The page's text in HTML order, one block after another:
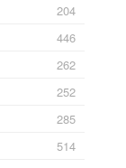
204
446
262
252
285
514